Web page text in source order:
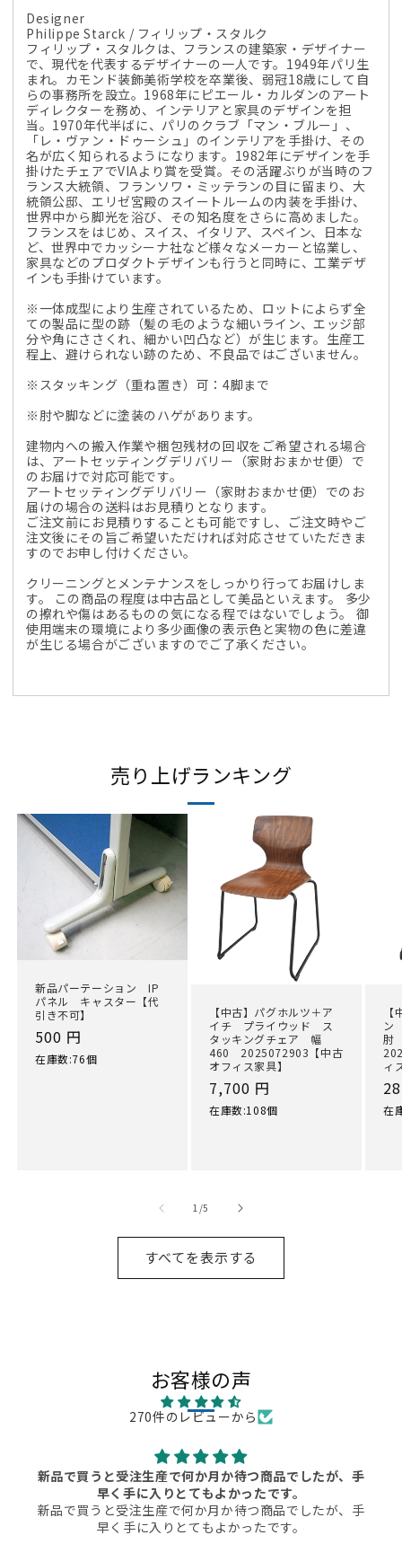
Designer
Philippe Starck / フィリップ・スタルク
フィリップ・スタルクは、フランスの建築家・デザイナー
で、現代を代表するデザイナーの一人です。1949年パリ生
まれ。カモンド装飾美術学校を卒業後、弱冠18歳にして自
らの事務所を設立。1968年にピエール・カルダンのアート
ディレクターを務め、インテリアと家具のデザインを担
当。1970年代半ばに、パリのクラブ「マン・ブルー」、
「レ・ヴァン・ドゥーシュ」のインテリアを手掛け、その
名が広く知られるようになります。1982年にデザインを手
掛けたチェアでVIAより賞を受賞。その活躍ぶりが当時のフ
ランス大統領、フランソワ・ミッテランの目に留まり、大
統領公邸、エリゼ宮殿のスイートルームの内装を手掛け、
世界中から脚光を浴び、その知名度をさらに高めました。
フランスをはじめ、スイス、イタリア、スペイン、日本な
ど、世界中でカッシーナ社など様々なメーカーと協業し、
家具などのプロダクトデザインも行うと同時に、工業デザ
インも手掛けています。
※一体成型により生産されているため、ロットによらず全
ての製品に型の跡（髪の毛のような細いライン、エッジ部
分や角にささくれ、細かい凹凸など）が生じます。生産工
程上、避けられない跡のため、不良品ではございません。
※スタッキング（重ね置き）可：4脚まで
※肘や脚などに塗装のハゲがあります。
建物内への搬入作業や梱包残材の回収をご希望される場合
は、アートセッティングデリバリー（家財おまかせ便）で
のお届けで対応可能です。
アートセッティングデリバリー（家財おまかせ便）でのお
届けの場合の送料はお見積りとなります。
ご注文前にお見積りすることも可能ですし、ご注文時やご
注文後にその旨ご希望いただければ対応させていただきま
すのでお申し付けください。
クリーニングとメンテナンスをしっかり行ってお届けしま
す。 この商品の程度は中古品として美品といえます。 多少
の擦れや傷はあるものの気になる程ではないでしょう。 御
使用端末の環境により多少画像の表示色と実物の色に差違
が生じる場合がございますのでご了承ください。
売り上げランキング
新品パーテーション IP
パネル キャスター【代
引き不可】
通
常
500 円
在庫数:76個
【中古】パグホルツ＋ア
イチ プライウッド ス
タッキングチェア 幅
460 2025072903【中古
オフィス家具】
通
常
7,700 円
在庫数:108個
ン
肘
ィ
通
常
在
1 /の
5
すべてを表示する
お客様の声
270件のレビューから
新品で買うと受注生産で何か月か待つ商品でしたが、手
早く手に入りとてもよかったです。
新品で買うと受注生産で何か月か待つ商品でしたが、手
早く手に入りとてもよかったです。